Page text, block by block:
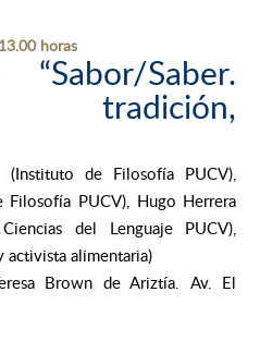
horas
“Sabor/Saber.
tradición,
(Instituto de Filosofía PUCV),
Filosofía PUCV), Hugo Herrera
del Lenguaje PUCV),
activista alimentaria)
Brown de Ariztía. Av. El